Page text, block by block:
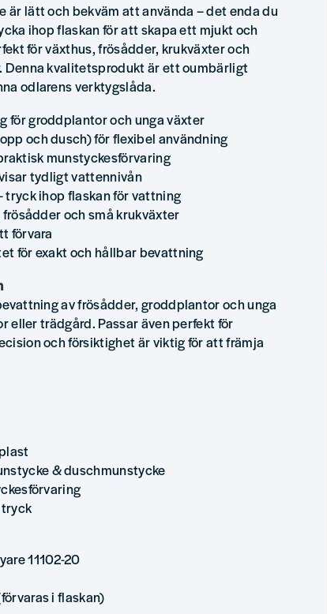
är lätt och bekväm att använda – det enda du
ihop flaskan för att skapa ett mjukt och
för växthus, frösådder, krukväxter och
Denna kvalitetsprodukt är ett oumbärligt
odlarens verktygslåda.
för groddplantor och unga växter
och dusch) för flexibel användning
munstyckesförvaring
tydligt vattennivån
tryck ihop flaskan för vattning
och små krukväxter
förvara
för exakt och hållbar bevattning
av frösådder, groddplantor och unga
eller trädgård. Passar även perfekt för
och försiktighet är viktig för att främja
& duschmunstycke
11102-20
i flaskan)